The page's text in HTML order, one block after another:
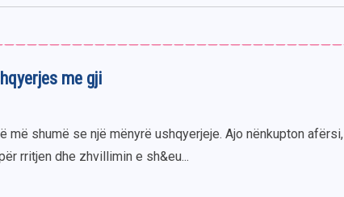
me gji
më shumë se një mënyrë ushqyerjeje. Ajo nënkupton afërsi,
rritjen dhe zhvillimin e sh&eu...